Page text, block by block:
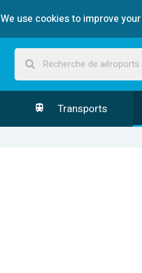
We use cookies to improve
Transports